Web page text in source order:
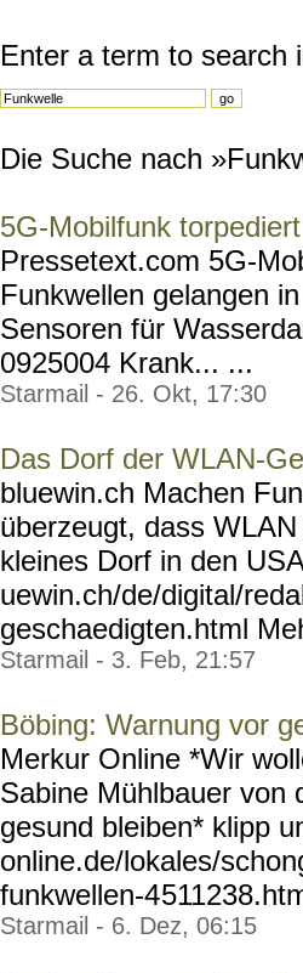
Enter a term to search
Die Suche nach
5G-Mobilfunk
Pressetext.com 5G-
Funkwellen gelangen
Sensoren für
0925004 Krank... ...
Starmail - 26. Okt, 17:30
Das Dorf der WLAN-
bluewin.ch Machen
überzeugt, dass
kleines Dorf in den
uewin.ch/de/digital/
geschaedigten.html
Starmail - 3. Feb, 21:57
Böbing: Warnung vor
Merkur Online *Wir
Sabine Mühlbauer von
gesund bleiben* klipp
online.de/lokales/
funkwellen-4
Starmail - 6. Dez, 06:15